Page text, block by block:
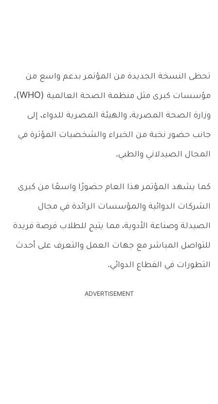
تحظى النسخة الجديدة من المؤتمر بدعم واسع من
مؤسسات كبرى مثل منظمة الصحة العالمية (WHO)،
وزارة الصحة المصرية، والهيئة المصرية للدواء، إلى
جانب حضور نخبة من الخبراء والشخصيات المؤثرة في
المجال الصيدلاني والطبي.
كما يشهد المؤتمر هذا العام حضورًا واسعًا من كبرى
الشركات الدوائية والمؤسسات الرائدة في مجال
الصيدلة وصناعة الأدوية، مما يتيح للطلاب فرصة فريدة
للتواصل المباشر مع جهات العمل والتعرف على أحدث
التطورات في القطاع الدوائي.
ADVERTISEMENT